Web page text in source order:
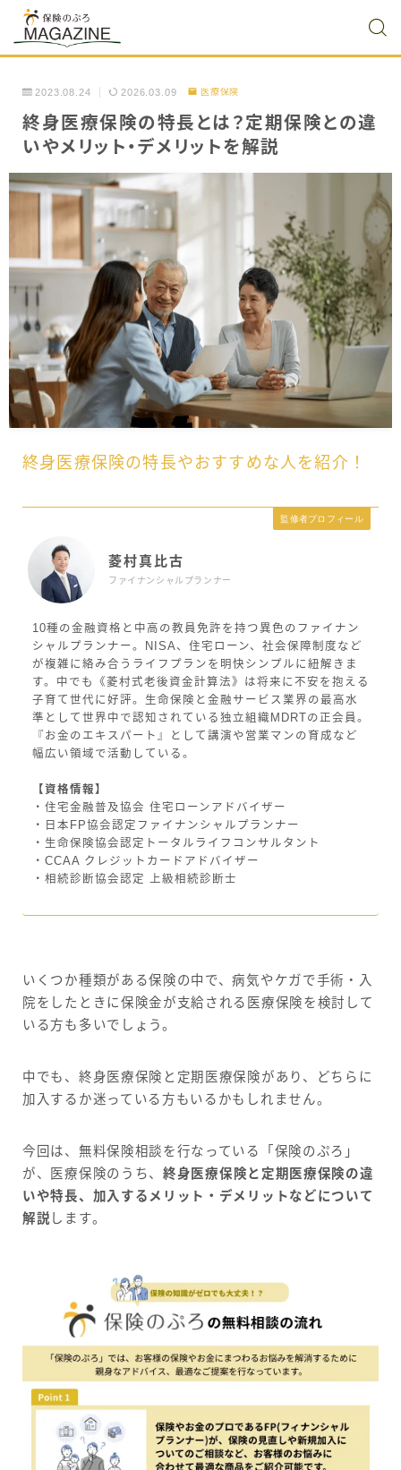
2023.08.24 2026.03.09 医療保険
終身医療保険の特長とは？定期保険との違
いやメリット・デメリットを解説
終身医療保険の特長やおすすめな人を紹介！
監修者プロフィール
菱村真比古
ファイナンシャルプランナー
10種の金融資格と中高の教員免許を持つ異色のファイナン
シャルプランナー。NISA、住宅ローン、社会保障制度など
が複雑に絡み合うライフプランを明快シンプルに紐解きま
す。中でも《菱村式老後資金計算法》は将来に不安を抱える
子育て世代に好評。生命保険と金融サービス業界の最高水
準として世界中で認知されている独立組織MDRTの正会員。
『お金のエキスパート』として講演や営業マンの育成など
幅広い領域で活動している。
【資格情報】
・住宅金融普及協会 住宅ローンアドバイザー
・日本FP協会認定ファイナンシャルプランナー
・生命保険協会認定トータルライフコンサルタント
・CCAA クレジットカードアドバイザー
・相続診断協会認定 上級相続診断士
いくつか種類がある保険の中で、病気やケガで手術・入
院をしたときに保険金が支給される医療保険を検討して
いる方も多いでしょう。
中でも、終身医療保険と定期医療保険があり、どちらに
加入するか迷っている方もいるかもしれません。
今回は、無料保険相談を行なっている「保険のぷろ」
が、医療保険のうち、 終身医療保険と定期医療保険の違
いや特長、加入するメリット・デメリットなどについて
解説します。